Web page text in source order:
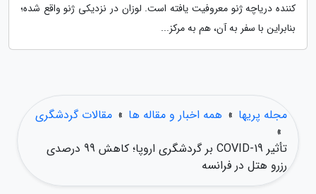
کننده دریاچه ژنو معروفیت یافته است. لوزان در نزدیکی ژنو واقع شده؛
بنابراین با سفر به آن، هم به مرکز...
مجله پریها » همه اخبار و مقاله ها » مقالات گردشگری
»
تأثیر COVID-19 بر گردشگری اروپا؛ کاهش 99 درصدی
رزرو هتل در فرانسه